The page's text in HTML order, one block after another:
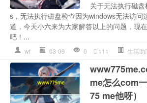
关于无法执行磁
s，无法执行磁盘检查因为windows无法访问
道，今天小六来为大家解答以上的问题，现
吧！...
wf 03-09 0 111 生活助
me怎么com
75 me他呀）